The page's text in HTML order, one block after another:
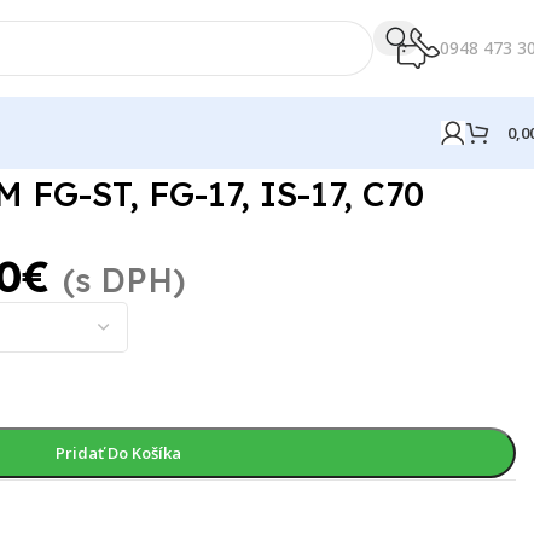
0948 473
FG-ST, FG-17, IS-17, C70
€ (s DPH)
Pridať Do Košíka